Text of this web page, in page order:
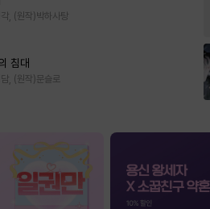
, (원작)박하사탕
침대
, (원작)문슬로